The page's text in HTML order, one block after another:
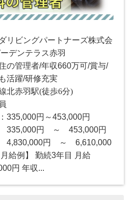
リビングパートナーズ株式会
デンテラス赤羽
の管理者/年収660万可/賞与/
活躍/研修充実
北赤羽駅(徒歩6分)
335,000円～453,000円
335,000円 ～ 453,000円
4,830,000円 ～ 6,610,000
給例】 勤続3年目 月給
円 年収...